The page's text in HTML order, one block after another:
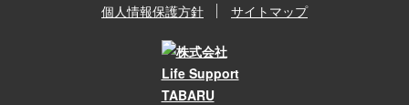
個人情報保護方針
サイトマップ